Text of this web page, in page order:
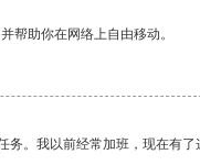
帮助你在网络上自由移动。
。我以前经常加班，现在有